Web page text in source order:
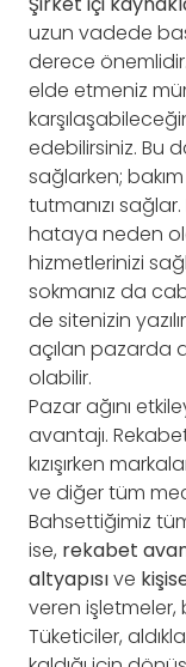
uzun vadede
derece önemlidir.
elde etmeniz
edebilirsiniz. Bu
sağlarken;
tutmanızı
hataya neden
hizmetlerinizi
sokmanız da
de sitenizin
açılan pazarda
olabilir.
Pazar ağını
avantajı.
kızışırken
ve diğer tüm
Bahsettiğimiz
ise, rekabet
altyapısıve
veren
Tüketiciler,